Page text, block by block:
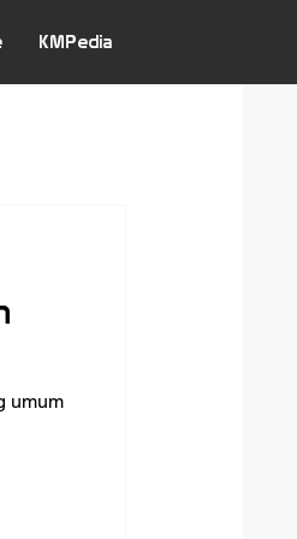
KMPedia
umum